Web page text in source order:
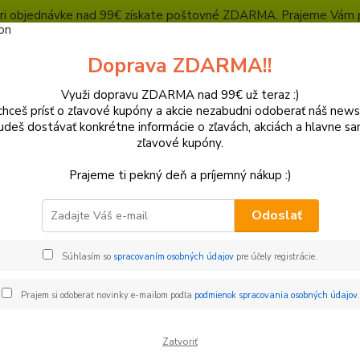
objednávke nad 99€ získate poštovné ZDARMA. Prajeme Vám
Ochrana súkromia
Hľadať
(Po-
úpravy moto - POLEPY
ste o zmene vizuálnej stránky vašej motorky? Áno, táto
namáhané a opotrebované.
sa postarajú o to, aby Vaša motorka vynikala z radu a aby
záleží. Kvalitný polep nemá len vyzerať dobre, ale má slúžiť aj
Doprava ZDARMA!!
Využi dopravu ZDARMA nad 99€ už teraz :)
prísť o zľavové kupóny a akcie nezabudni odoberať náš
dostávať konkrétne informácie o zľavách, akciách a hlavne
zľavové kupóny.
Prajeme ti pekný deň a príjemný nákup :)
Odoslať
Súhlasím so spracovaním osobných údajov pre účely registrácie.
Prajem si odoberať novinky e-mailom podľa podmienok spracovania osobných údajov.
Zatvoriť